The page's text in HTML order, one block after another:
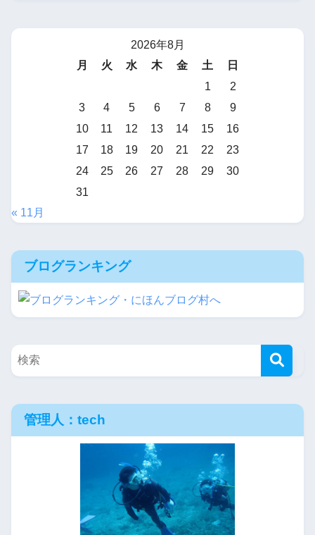
2026年8月
月
火 水 木 金 土
日
1
2
3
4 5 6 7 8
9
10
11 12 13 14 15
16
17
18 19 20 21 22
23
24
25 26 27 28 29
30
31
« 11月
ブログランキング
管理人：tech